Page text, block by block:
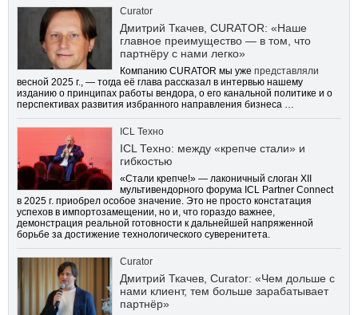
Curator
Дмитрий Ткачев, CURATOR: «Наше
главное преимущество — в том, что
партнёру с нами легко»
Компанию CURATOR мы уже представляли
весной 2025 г., — тогда её глава рассказал в интервью нашему
изданию о принципах работы вендора, о его канальной политике и о
перспективах развития избранного направления бизнеса …
ICL Техно
ICL Техно: между «крепче стали» и
гибкостью
«Стали крепче!» — лаконичный слоган XII
мультивендорного форума ICL Partner Connect
в 2025 г. приобрел особое значение. Это не просто констатация
успехов в импортозамещении, но и, что гораздо важнее,
демонстрация реальной готовности к дальнейшей напряженной
борьбе за достижение технологического суверенитета.
Curator
Дмитрий Ткачев, Curator: «Чем дольше с
нами клиент, тем больше зарабатывает
партнёр»